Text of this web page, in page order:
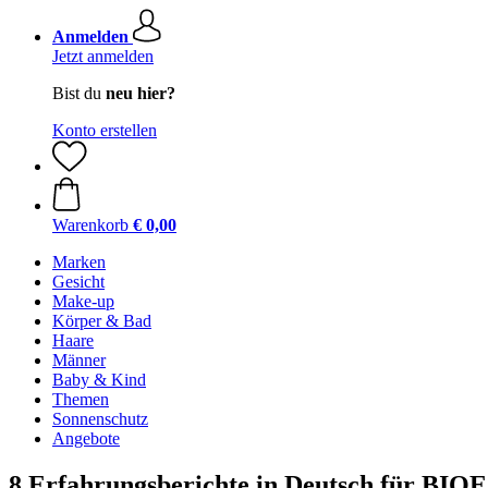
Anmelden
Jetzt anmelden
Bist du neu hier?
Konto erstellen
Warenkorb € 0,00
Marken
Gesicht
Make-up
Körper & Bad
Haare
Männer
Baby & Kind
Themen
Sonnenschutz
Angebote